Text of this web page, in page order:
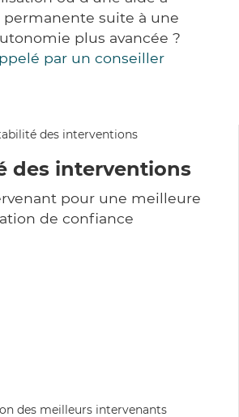
suite à une
plus avancée ?
par un conseiller
des interventions
pour une meilleure
de confiance